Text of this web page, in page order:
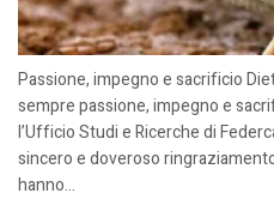
Passione, impegno e sacrificio
sempre passione, impegno e
l’Ufficio Studi e Ricerche di
sincero e doveroso
hanno...